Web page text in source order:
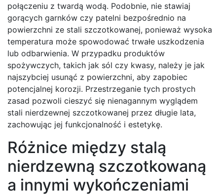
połączeniu z twardą wodą. Podobnie, nie stawiaj
gorących garnków czy patelni bezpośrednio na
powierzchni ze stali szczotkowanej, ponieważ wysoka
temperatura może spowodować trwałe uszkodzenia
lub odbarwienia. W przypadku produktów
spożywczych, takich jak sól czy kwasy, należy je jak
najszybciej usunąć z powierzchni, aby zapobiec
potencjalnej korozji. Przestrzeganie tych prostych
zasad pozwoli cieszyć się nienagannym wyglądem
stali nierdzewnej szczotkowanej przez długie lata,
zachowując jej funkcjonalność i estetykę.
Różnice między stalą
nierdzewną szczotkowaną
a innymi wykończeniami